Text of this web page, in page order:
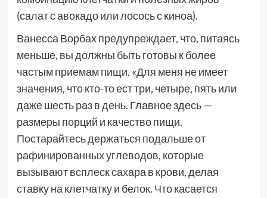
(салат с авокадо или лосось с киноа).
Ванесса Ворбах предупреждает, что, питаясь
меньше, вы должны быть готовы к более
частым приемам пищи. «Для меня не имеет
значения, что кто-то ест три, четыре, пять или
даже шесть раз в день. Главное здесь —
размеры порций и качество пищи.
Постарайтесь держаться подальше от
рафинированных углеводов, которые
вызывают всплеск сахара в крови, делая
ставку на клетчатку и белок. Что касается